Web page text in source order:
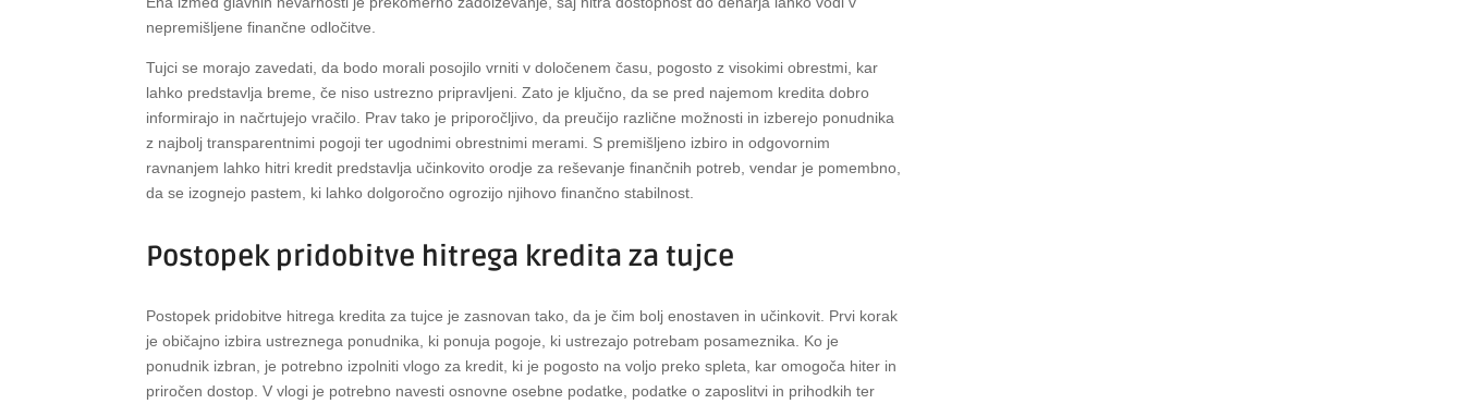
nepremišljene finančne odločitve.
Tujci se morajo zavedati, da bodo morali posojilo vrniti v določenem času, pogosto z visokimi obrestmi, kar
lahko predstavlja breme, če niso ustrezno pripravljeni. Zato je ključno, da se pred najemom kredita dobro
informirajo in načrtujejo vračilo. Prav tako je priporočljivo, da preučijo različne možnosti in izberejo ponudnika
z najbolj transparentnimi pogoji ter ugodnimi obrestnimi merami. S premišljeno izbiro in odgovornim
ravnanjem lahko hitri kredit predstavlja učinkovito orodje za reševanje finančnih potreb, vendar je pomembno,
da se izognejo pastem, ki lahko dolgoročno ogrozijo njihovo finančno stabilnost.
Postopek pridobitve hitrega kredita za tujce
Postopek pridobitve hitrega kredita za tujce je zasnovan tako, da je čim bolj enostaven in učinkovit. Prvi korak
je običajno izbira ustreznega ponudnika, ki ponuja pogoje, ki ustrezajo potrebam posameznika. Ko je
ponudnik izbran, je potrebno izpolniti vlogo za kredit, ki je pogosto na voljo preko spleta, kar omogoča hiter in
priročen dostop. V vlogi je potrebno navesti osnovne osebne podatke, podatke o zaposlitvi in prihodkih ter